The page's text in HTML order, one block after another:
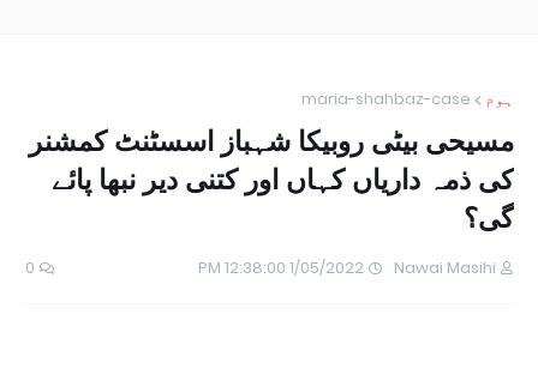
ہوم maria-shahbaz-case
مسیحی بیٹی روبیکا شہباز اسسٹنٹ کمشنر
کی ذمہ داریاں کہاں اور کتنی دیر نبھا پائے
گی؟
Nawai Masihi
1/05/2022 12:38:00 PM
0